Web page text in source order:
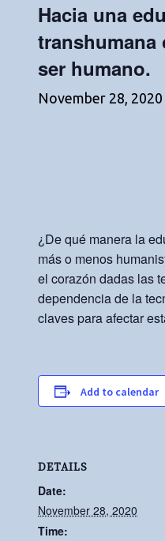
Hacia una
transhumana
ser humano.
November 28, 2020
¿De qué manera la
más o menos
el corazón dadas las
dependencia de la
claves para afectar
Add to calendar
DETAILS
Date:
November 28, 2020
Time: